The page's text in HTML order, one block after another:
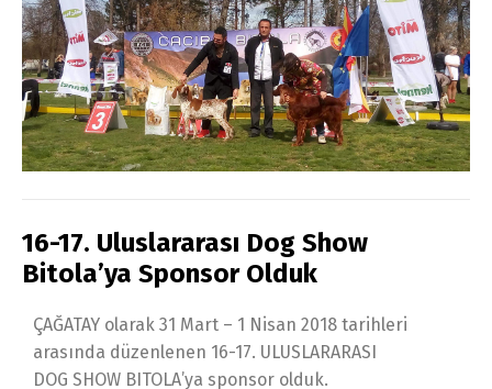
16-17. Uluslararası Dog Show
Bitola’ya Sponsor Olduk
ÇAĞATAY olarak 31 Mart – 1 Nisan 2018 tarihleri
arasında düzenlenen 16-17. ULUSLARARASI
DOG SHOW BITOLA’ya sponsor olduk.